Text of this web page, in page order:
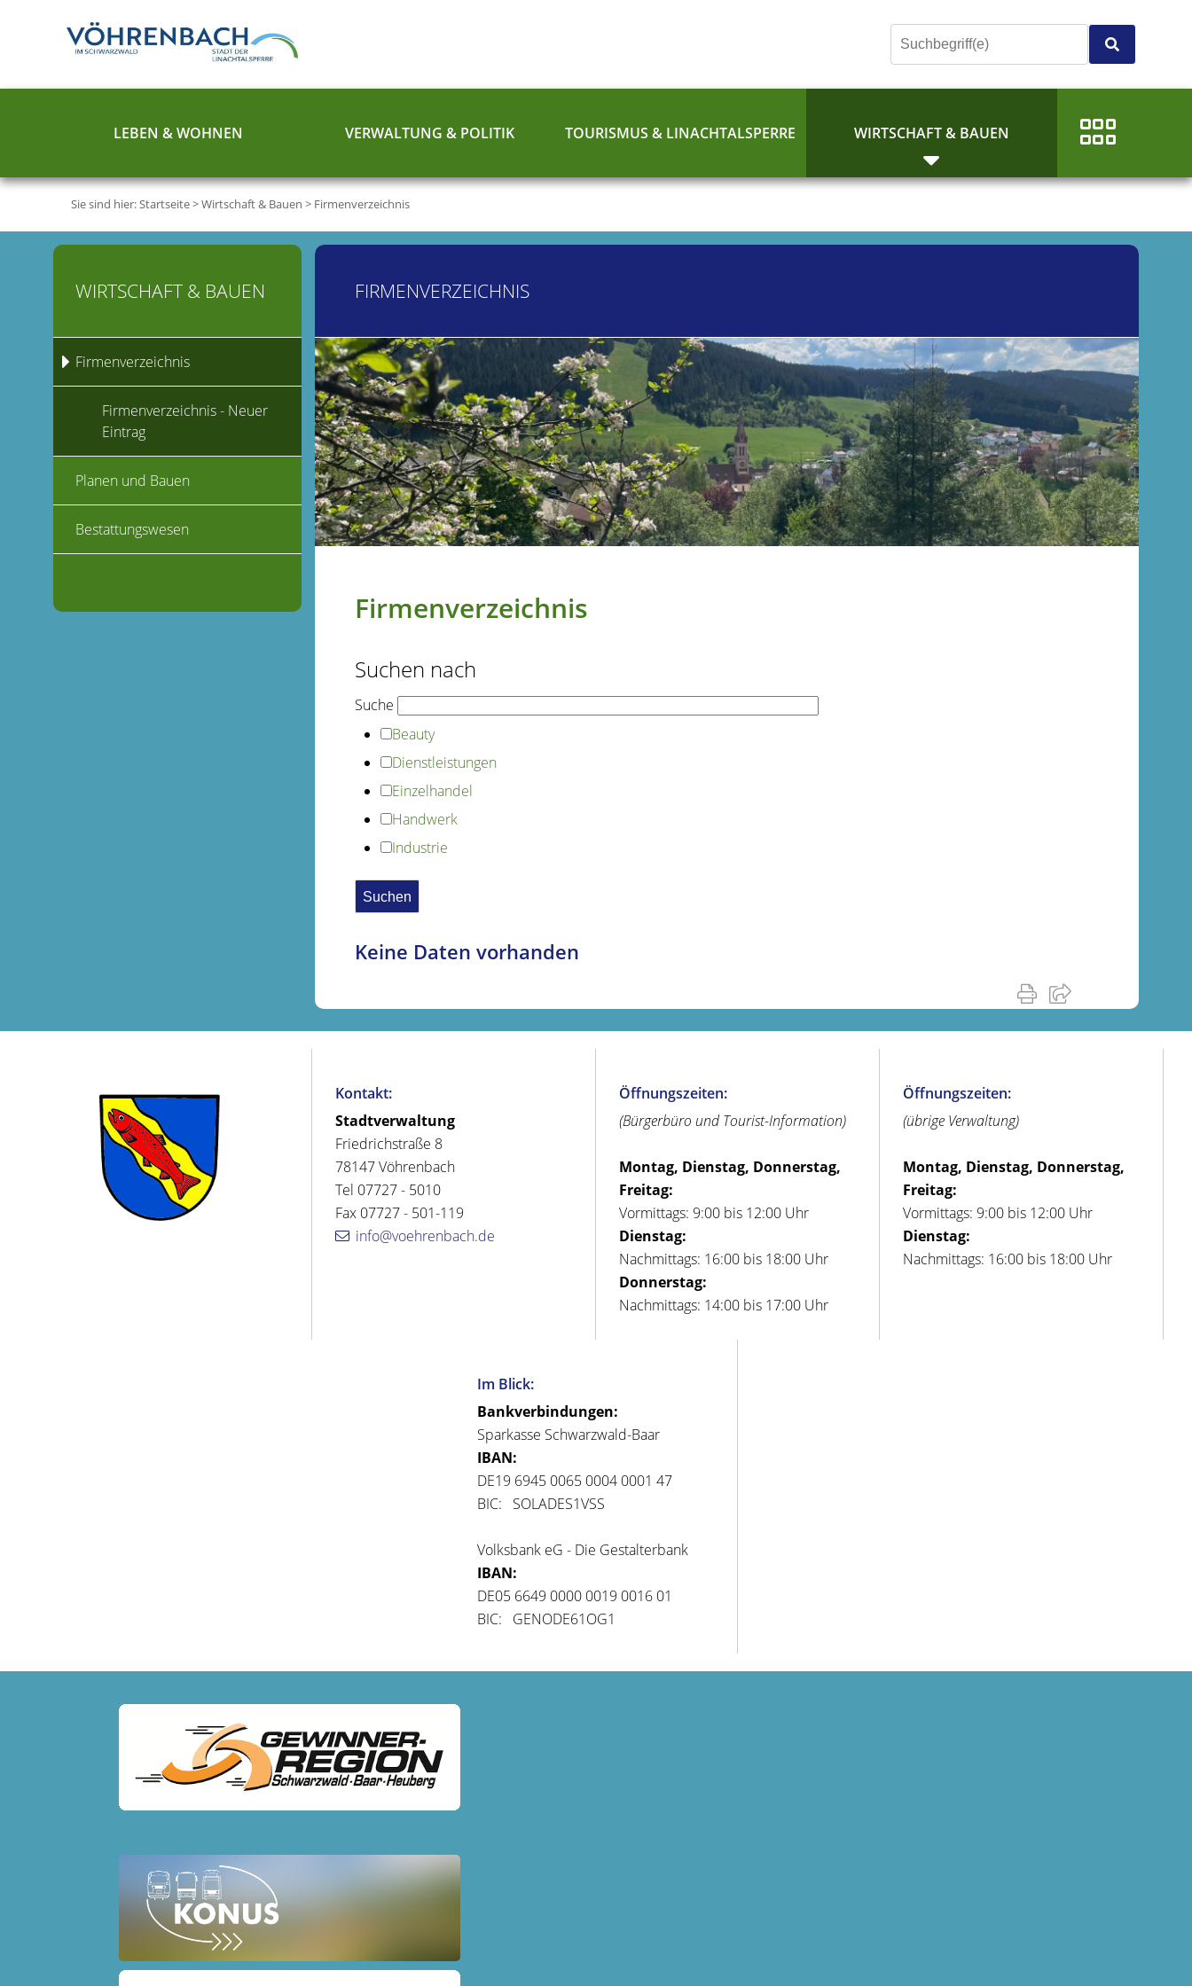
LEBEN & WOHNEN VERWALTUNG & POLITIK TOURISMUS & LINACHTALSPERRE WIRTSCHAFT & BAUEN
Sie sind hier:Startseite>Wirtschaft & Bauen > Firmenverzeichnis
FIRMENVERZEICHNIS
Firmenverzeichnis
Suchen nach
Suche
Beauty
Dienstleistungen
Einzelhandel
Handwerk
Industrie
Keine Daten vorhanden
WIRTSCHAFT & BAUEN
Firmenverzeichnis
Firmenverzeichnis - Neuer
Eintrag
Planen und Bauen
Bestattungswesen
Kontakt:
Stadtverwaltung
Friedrichstraße 8
78147 Vöhrenbach
Tel 07727 - 5010
Fax 07727 - 501-119
info@voehrenbach.de
Öffnungszeiten:
(Bürgerbüro und Tourist-Information)
Montag, Dienstag, Donnerstag,
Freitag:
Vormittags: 9:00 bis 12:00 Uhr
Dienstag:
Nachmittags: 16:00 bis 18:00 Uhr
Donnerstag:
Nachmittags: 14:00 bis 17:00 Uhr
Öffnungszeiten:
(übrige Verwaltung)
Montag, Dienstag, Donnerstag,
Freitag:
Vormittags: 9:00 bis 12:00 Uhr
Dienstag:
Nachmittags: 16:00 bis 18:00 Uhr
Im Blick:
Bankverbindungen:
Sparkasse Schwarzwald-Baar
IBAN:
DE19 6945 0065 0004 0001 47
BIC: SOLADES1VSS
Volksbank eG - Die Gestalterbank
IBAN:
DE05 6649 0000 0019 0016 01
BIC: GENODE61OG1